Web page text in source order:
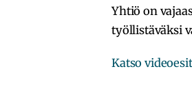
Yhtiö on
työllistäväksi
Katso